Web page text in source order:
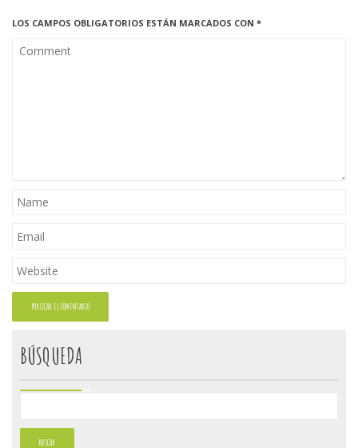
LOS CAMPOS OBLIGATORIOS ESTÁN MARCADOS CON *
BÚSQUEDA